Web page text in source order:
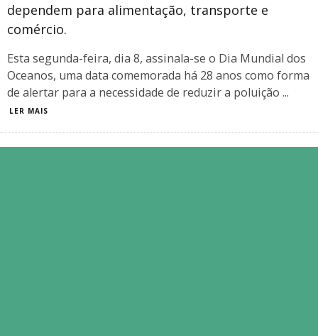
dependem para alimentação, transporte e
comércio.
Esta segunda-feira, dia 8, assinala-se o Dia Mundial dos
Oceanos, uma data comemorada há 28 anos como forma
de alertar para a necessidade de reduzir a poluição ...
LER MAIS